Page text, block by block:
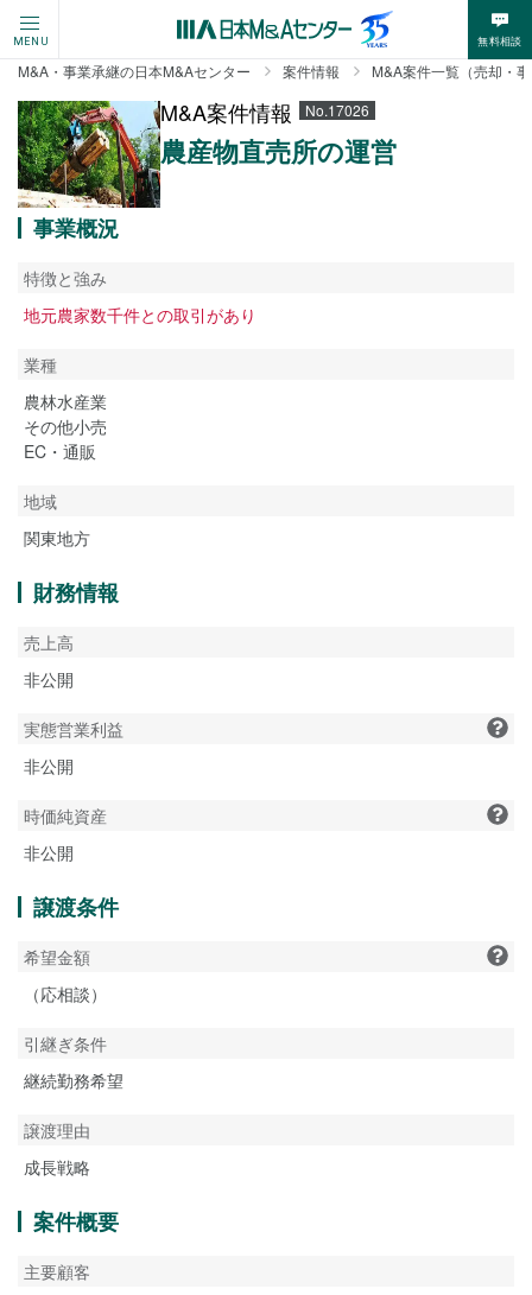
MENU 無料相談
M&A・事業承継の日本M&Aセンター 案件情報 M&A案件一覧（売却・
M&A案件情報 No.17026
農産物直売所の運営
事業概況
特徴と強み
地元農家数千件との取引があり
業種
農林水産業
その他小売
EC・通販
地域
関東地方
財務情報
売上高
非公開
実態営業利益
非公開
時価純資産
非公開
譲渡条件
希望金額
（応相談）
引継ぎ条件
継続勤務希望
譲渡理由
成長戦略
案件概要
主要顧客